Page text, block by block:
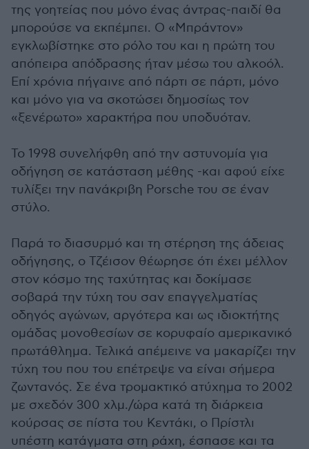
της γοητείας που μόνο ένας άντρας-παιδί θα
μπορούσε να εκπέμπει. Ο «Μπράντον»
εγκλωβίστηκε στο ρόλο του και η πρώτη του
απόπειρα απόδρασης ήταν μέσω του αλκοόλ.
Επί χρόνια πήγαινε από πάρτι σε πάρτι, μόνο
και μόνο για να σκοτώσει δημοσίως τον
«ξενέρωτο» χαρακτήρα που υποδυόταν.
Το 1998 συνελήφθη από την αστυνομία για
οδήγηση σε κατάσταση μέθης -και αφού είχε
τυλίξει την πανάκριβη Porsche του σε έναν
στύλο.
Παρά το διασυρμό και τη στέρηση της άδειας
οδήγησης, ο Τζέισον θέωρησε ότι έχει μέλλον
στον κόσμο της ταχύτητας και δοκίμασε
σοβαρά την τύχη του σαν επαγγελματίας
οδηγός αγώνων, αργότερα και ως ιδιοκτήτης
ομάδας μονοθεσίων σε κορυφαίο αμερικανικό
πρωτάθλημα. Τελικά απέμεινε να μακαρίζει την
τύχη του που του επέτρεψε να είναι σήμερα
ζωντανός. Σε ένα τρομακτικό ατύχημα το 2002
με σχεδόν 300 χλμ./ώρα κατά τη διάρκεια
κούρσας σε πίστα του Κεντάκι, ο Πρίστλι
υπέστη κατάγματα στη ράχη, έσπασε και τα